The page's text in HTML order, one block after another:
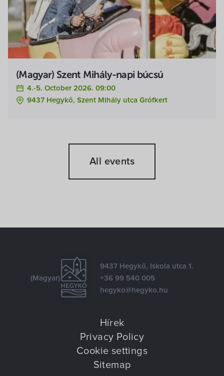
(Magyar) Szent Mihály-napi búcsú
4.-5. October 2026. 09:00
9437 Hegykő, Szent Mihály utca Grófkert
All events
(Magyar)
9437 Hegykő, Iskola utca 1.
+36 99 540 005
hegyko@hegyko.hu
Hírek
Privacy Policy
Cookie settings
Sitemap